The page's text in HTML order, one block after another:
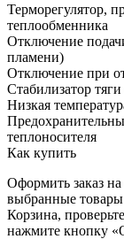
Терморегулятор,
теплообменника
Отключение
пламени)
Отключение при
Стабилизатор
Низкая
теплоносителя
Как купить
Оформить заказ
выбранные товары
Корзина,
нажмите кнопку